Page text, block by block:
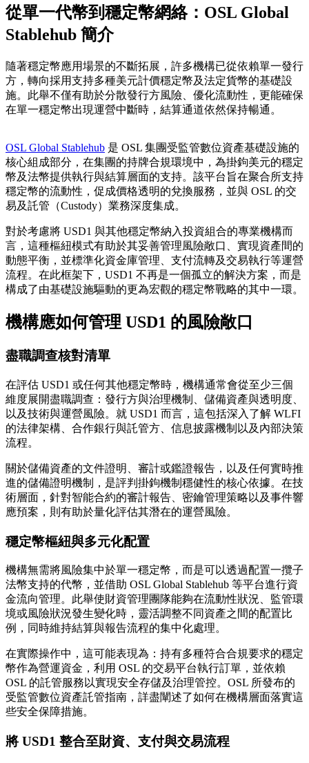
從單一代幣到穩定幣網絡：OSL Global
Stablehub 簡介
隨著穩定幣應用場景的不斷拓展，許多機構已從依賴單一發行
方，轉向採用支持多種美元計價穩定幣及法定貨幣的基礎設
施。此舉不僅有助於分散發行方風險、優化流動性，更能確保
在單一穩定幣出現運營中斷時，結算通道依然保持暢通。
OSL Global Stablehub 是 OSL 集團受監管數位資產基礎設施的
核心組成部分，在集團的持牌合規環境中，為掛鉤美元的穩定
幣及法幣提供執行與結算層面的支持。該平台旨在聚合所支持
穩定幣的流動性，促成價格透明的兌換服務，並與 OSL 的交
易及託管（Custody）業務深度集成。
對於考慮將 USD1 與其他穩定幣納入投資組合的專業機構而
言，這種樞紐模式有助於其妥善管理風險敞口、實現資產間的
動態平衡，並標準化資金庫管理、支付流轉及交易執行等運營
流程。在此框架下，USD1 不再是一個孤立的解決方案，而是
構成了由基礎設施驅動的更為宏觀的穩定幣戰略的其中一環。
機構應如何管理 USD1 的風險敞口
盡職調查核對清單
在評估 USD1 或任何其他穩定幣時，機構通常會從至少三個
維度展開盡職調查：發行方與治理機制、儲備資產與透明度、
以及技術與運營風險。就 USD1 而言，這包括深入了解 WLFI
的法律架構、合作銀行與託管方、信息披露機制以及內部決策
流程。
關於儲備資產的文件證明、審計或鑑證報告，以及任何實時推
進的儲備證明機制，是評判掛鉤機制穩健性的核心依據。在技
術層面，針對智能合約的審計報告、密鑰管理策略以及事件響
應預案，則有助於量化評估其潛在的運營風險。
穩定幣樞紐與多元化配置
機構無需將風險集中於單一穩定幣，而是可以透過配置一攬子
法幣支持的代幣，並借助 OSL Global Stablehub 等平台進行資
金流向管理。此舉使財資管理團隊能夠在流動性狀況、監管環
境或風險狀況發生變化時，靈活調整不同資產之間的配置比
例，同時維持結算與報告流程的集中化處理。
在實際操作中，這可能表現為：持有多種符合合規要求的穩定
幣作為營運資金，利用 OSL 的交易平台執行訂單，並依賴
OSL 的託管服務以實現安全存儲及治理管控。OSL 所發布的
受監管數位資產託管指南，詳盡闡述了如何在機構層面落實這
些安全保障措施。
將 USD1 整合至財資、支付與交易流程